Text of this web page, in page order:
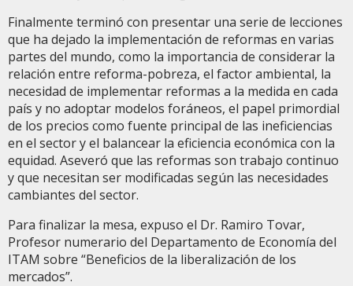
Finalmente terminó con presentar una serie de lecciones
que ha dejado la implementación de reformas en varias
partes del mundo, como la importancia de considerar la
relación entre reforma-pobreza, el factor ambiental, la
necesidad de implementar reformas a la medida en cada
país y no adoptar modelos foráneos, el papel primordial
de los precios como fuente principal de las ineficiencias
en el sector y el balancear la eficiencia económica con la
equidad. Aseveró que las reformas son trabajo continuo
y que necesitan ser modificadas según las necesidades
cambiantes del sector.
Para finalizar la mesa, expuso el Dr. Ramiro Tovar,
Profesor numerario del Departamento de Economía del
ITAM sobre “Beneficios de la liberalización de los
mercados”.